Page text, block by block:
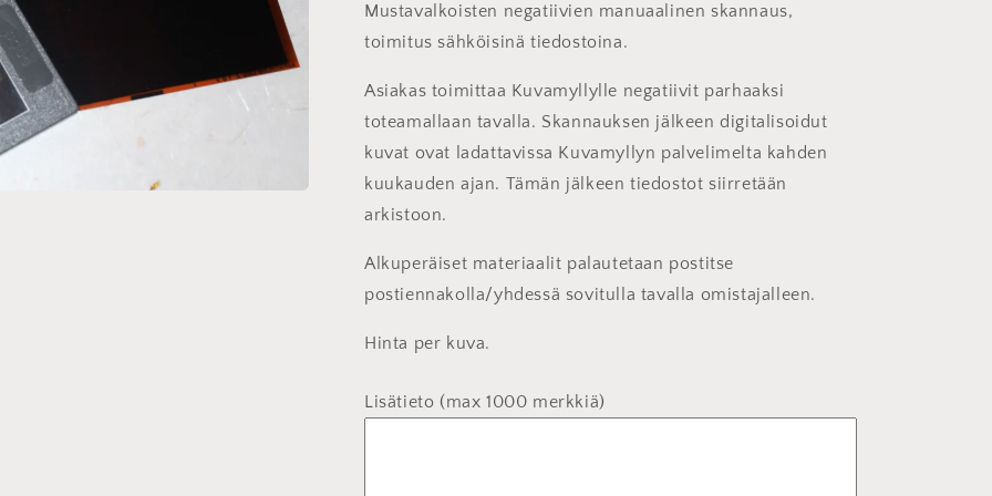
Mustavalkoisten negatiivien manuaalinen skannaus,
toimitus sähköisinä tiedostoina.
Asiakas toimittaa Kuvamyllylle negatiivit parhaaksi
toteamallaan tavalla. Skannauksen jälkeen digitalisoidut
kuvat ovat ladattavissa Kuvamyllyn palvelimelta kahden
kuukauden ajan. Tämän jälkeen tiedostot siirretään
arkistoon.
Alkuperäiset materiaalit palautetaan postitse
postiennakolla/yhdessä sovitulla tavalla omistajalleen.
Hinta per kuva.
Lisätieto (max 1000 merkkiä)